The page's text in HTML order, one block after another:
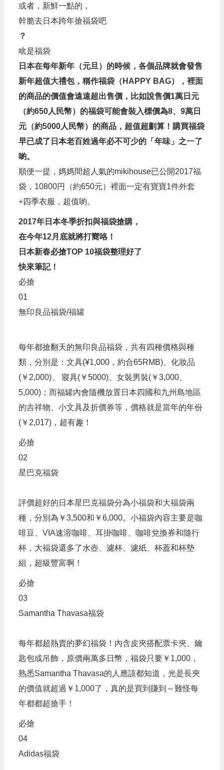
或者，新鮮一點的，
幹脆去日本跨年搶福袋吧
？
啥是福袋
日本在每年新年（元旦）的時候，各個品牌就會發售
新年超值大禮包，稱作福袋（HAPPY BAG），裡面
的商品的價值會遠遠超出售價，比如說售價1萬日元
（約650人民幣）的福袋可能會裝入標價為8、9萬日
元（約5000人民幣）的商品，超值超劃算！購買福袋
早已成了日本老百姓過年必不可少的「年味」之一了
喲。
順便一提，媽媽間超人氣的mikihouse已公開2017福
袋，10800円（約650元）裡面一定有寶寶1件外套
+四季衣服，超值喲。
2017年日本冬季折扣與福袋搶購，
在今年12月底就將打嚮咯！
日本新春必搶TOP 10福袋整理好了
快來筆記！
必搶
01
無印良品福袋/福罐
每年都搶翻天的無印良品福袋，共有四種價格與種
類，分別是：文具(¥1,000，約合65RMB)、化妝品
(￥2,000)、 寢具(￥5000)、女裝男裝(￥3,000、
5,000)；而福罐內會隨機放置日本四國和九州島地區
的吉祥物、小文具及折價券等，價格就是當年的年份
(￥2,017)，超有趣！
必搶
02
星巴克福袋
評價超好的日本星巴克福袋分為小福袋和大福袋兩
種，分別為￥3,500和￥6,000。小福袋內容主要是咖
啡豆、VIA速溶咖啡、耳掛咖啡、咖啡兌換券和隨行
杯，大福袋還多了水壺、濾杯、濾紙、杯蓋和杯墊
組，超級豐富啊！
必搶
03
Samantha Thavasa福袋
每年都超熱賣的夢幻福袋！內含皮夾搭配票卡夾、鑰
匙包或吊飾，原價兩萬多日幣，福袋只要￥1,000，
熟悉Samantha Thavasa的人應該都知道，光是長夾
的價值就超過￥1,000了，真的是買到賺到～難怪每
年都都超搶手！
必搶
04
Adidas福袋